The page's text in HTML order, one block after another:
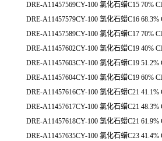
DRE-A11457569CY-100 氯化石蜡C15 70%
DRE-A11457579CY-100 氯化石蜡C16 68.3%
DRE-A11457589CY-100 氯化石蜡C17 70%
DRE-A11457602CY-100 氯化石蜡C19 40%
DRE-A11457603CY-100 氯化石蜡C19 51.2%
DRE-A11457604CY-100 氯化石蜡C19 60%
DRE-A11457616CY-100 氯化石蜡C21 41.1%
DRE-A11457617CY-100 氯化石蜡C21 48.3%
DRE-A11457618CY-100 氯化石蜡C21 61.9%
DRE-A11457635CY-100 氯化石蜡C23 41.4%